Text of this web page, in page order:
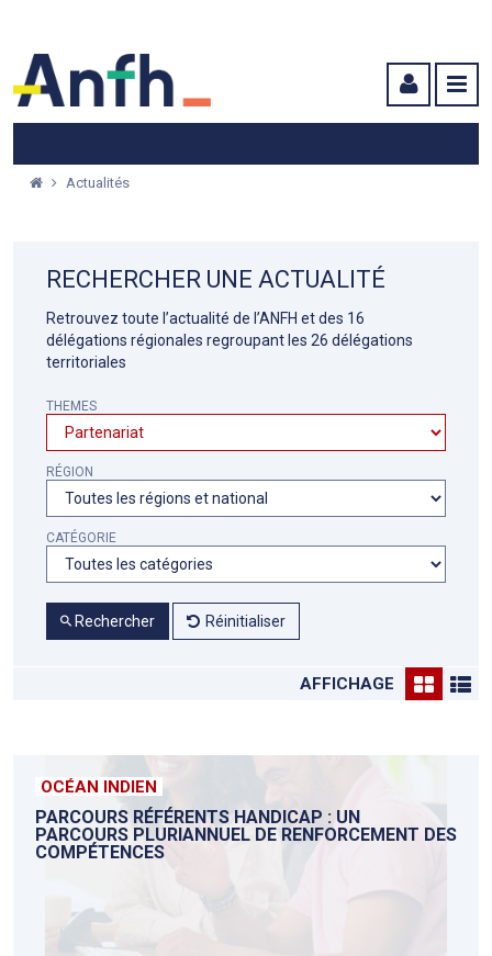
Actualités
RECHERCHER UNE ACTUALITÉ
Retrouvez toute l’actualité de l’ANFH et des 16
délégations régionales regroupant les 26 délégations
territoriales
THEMES
RÉGION
CATÉGORIE
Rechercher Réinitialiser
AFFICHAGE
OCÉAN INDIEN
PARCOURS RÉFÉRENTS HANDICAP : UN
PARCOURS PLURIANNUEL DE RENFORCEMENT DES
COMPÉTENCES